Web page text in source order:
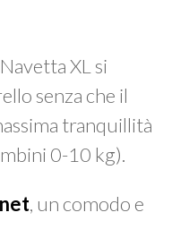
XL si
senza che il
tranquillità
0-10 kg).
, un comodo e